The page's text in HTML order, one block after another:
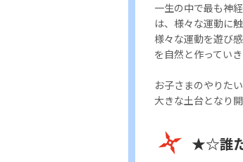
一生の中で最も神
は、様々な運動に
様々な運動を遊び
を自然と作っていき
お子さまのやりた
大きな土台となり
★☆誰